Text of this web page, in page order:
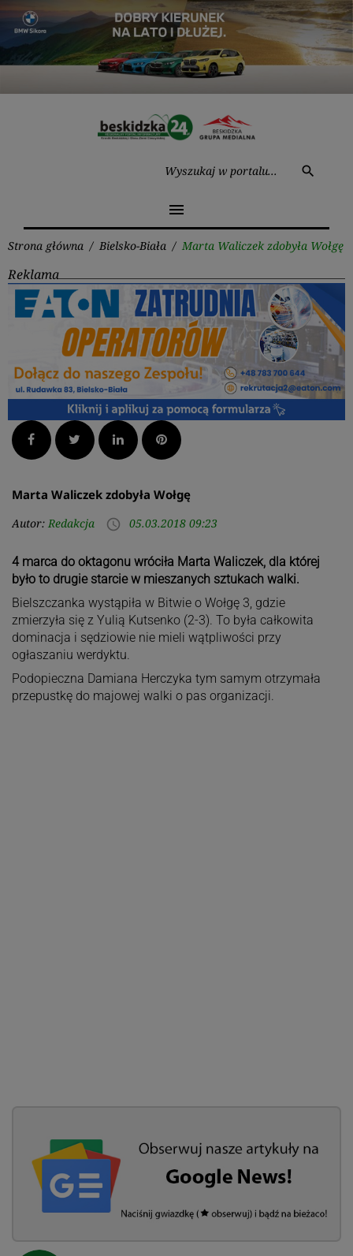
Przejdź
treści
search
menu
Strona główna / Bielsko-Biała / Marta Waliczek zdobyła Wołgę
Reklama
Facebook Twitter LinkedInPinterest
Marta Waliczek zdobyła Wołgę
Autor: Redakcja access_time 05.03.2018 09:23
4 marca do oktagonu wróciła Marta Waliczek, dla której
było to drugie starcie w mieszanych sztukach walki.
Bielszczanka wystąpiła w Bitwie o Wołgę 3, gdzie
zmierzyła się z Yulią Kutsenko (2-3). To była całkowita
dominacja i sędziowie nie mieli wątpliwości przy
ogłaszaniu werdyktu.
Podopieczna Damiana Herczyka tym samym otrzymała
przepustkę do majowej walki o pas organizacji.